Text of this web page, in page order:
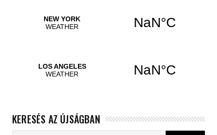
KERESÉS AZ ÚJSÁGBAN